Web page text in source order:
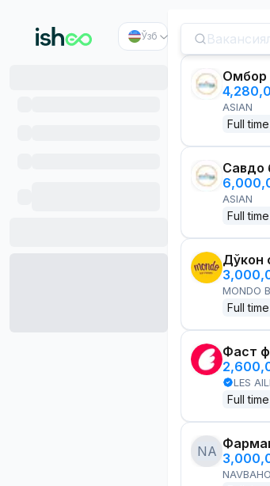
Ўзб
Омбор
ASIAN
Full
Савдо
ASIAN
Full
Дўкон
MONDO
Full
Фаст
LES
Full
NA